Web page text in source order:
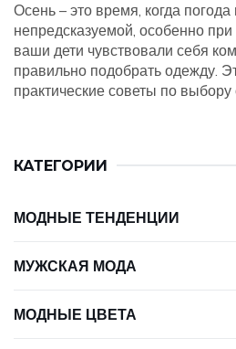
Осень – это время, когда
непредсказуемой, особенно
ваши дети чувствовали себя
правильно подобрать одежду.
практические советы по
КАТЕГОРИИ
МОДНЫЕ ТЕНДЕНЦИИ
МУЖСКАЯ МОДА
МОДНЫЕ ЦВЕТА